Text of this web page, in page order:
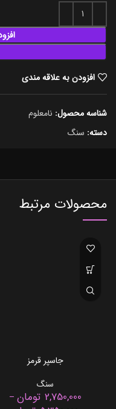
افزودن به علاقه مندی
شناسه محصول: نامعلوم
دسته: سنگ
محصولات مرتبط
جاسپر قرمز
سنگ
2,750,000 تومان –